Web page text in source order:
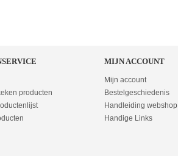
producten
MIJN ACCOUNT
Mijn account
Bestelgeschiedenis
Handleiding webshop
Handige Links